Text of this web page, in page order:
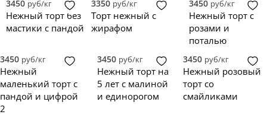
Градиент
0
Разноцветный
0
3450 руб/кг
Нежный торт без
мастики с пандой
3350 руб/кг
Торт нежный с
жирафом
3450 руб/кг
Нежный торт с
розами и
поталью
3450 руб/кг
Нежный
маленький торт с
пандой и цифрой
2
3450 руб/кг
Нежный торт на
5 лет с малиной
и единорогом
3450 руб/кг
Нежный розовый
торт со
смайликами